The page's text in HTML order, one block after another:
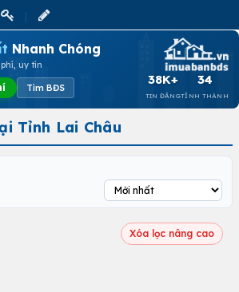
Nhanh Chóng
uy tín
Tìm BĐS
38K+
TIN ĐĂNG
34
TỈNH THÀNH
Tỉnh Lai Châu
Xóa lọc nâng cao